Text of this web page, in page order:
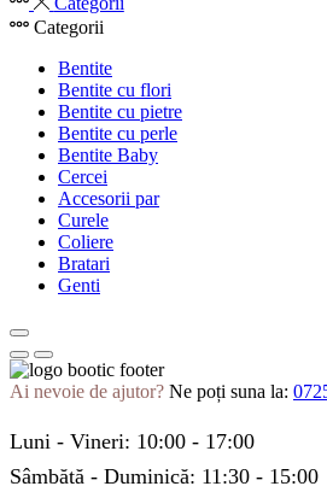
Categorii
Bentite
Bentite cu flori
Bentite cu pietre
Bentite cu perle
Bentite Baby
Cercei
Accesorii par
Curele
Coliere
Bratari
Genti
Ai nevoie de ajutor? Ne poți suna la:
Luni - Vineri: 10:00 - 17:00
Sâmbătă - Duminică: 11:30 - 15:00